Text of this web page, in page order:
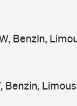
Benzin,